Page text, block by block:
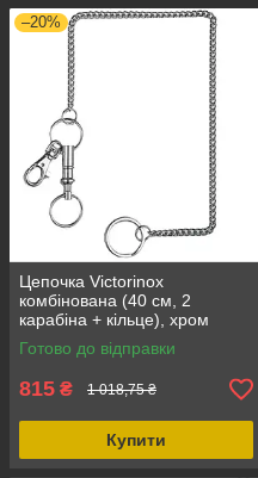
–20%
Цепочка Victorinox
комбінована (40 см, 2
карабіна + кільце), хром
4.1854, срібляста, з
гарантією, для брелків
Готово до відправки
815 ₴ 1 018,75 ₴
Купити